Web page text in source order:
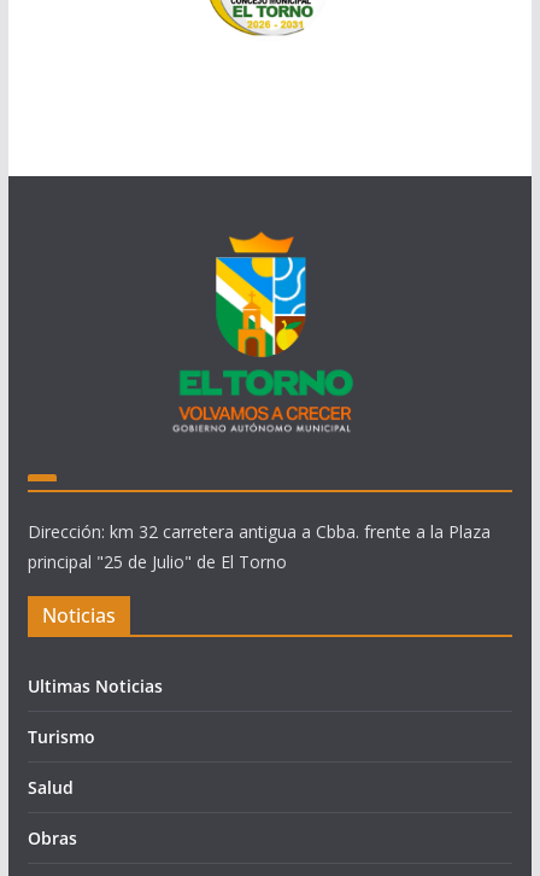
Dirección: km 32 carretera antigua a Cbba. frente a la Plaza
principal "25 de Julio" de El Torno
Noticias
Ultimas Noticias
Turismo
Salud
Obras